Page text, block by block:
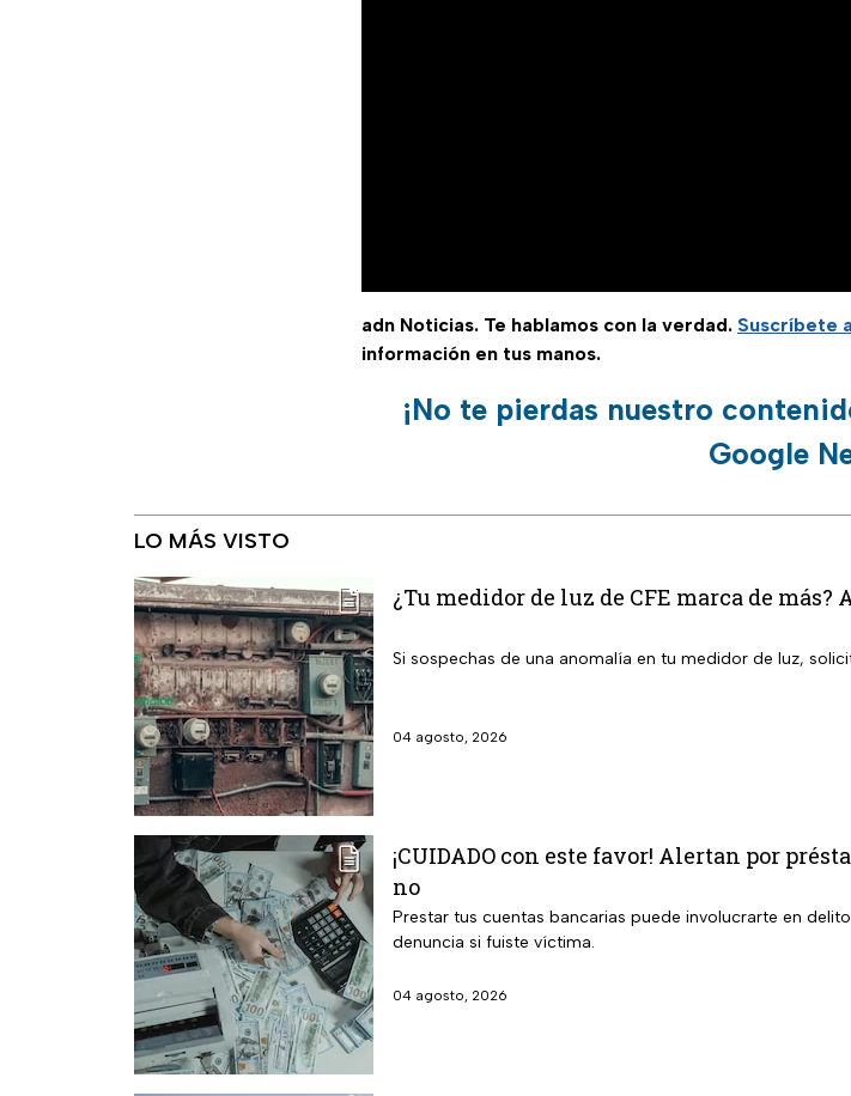
adn Noticias. Te hablamos con la verdad. Suscríbete
información en tus manos.
¡No te pierdas nuestro
Google
LO MÁS VISTO
¿Tu medidor de luz de CFE marca de
Si sospechas de una anomalía en tu medidor de luz,
04 agosto, 2026
¡CUIDADO con este favor! Alertan por
no
Prestar tus cuentas bancarias puede involucrarte en
denuncia si fuiste víctima.
04 agosto, 2026